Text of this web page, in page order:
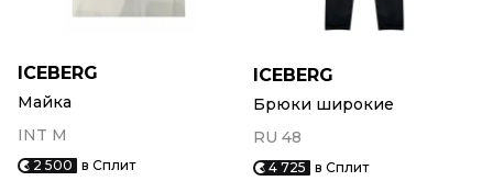
ICEBERG
Майка
INT M
2 500 в Сплит
ICEBERG
Брюки широкие
RU 48
4 725 в Сплит